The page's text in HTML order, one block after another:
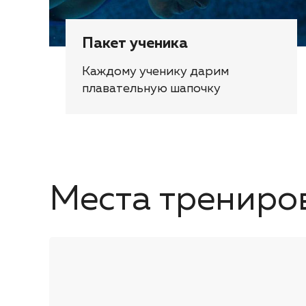
Пакет ученика
Каждому ученику дарим
плавательную шапочку
Места